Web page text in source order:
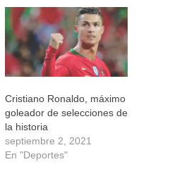
una
ventana
nueva)
Cristiano Ronaldo, máximo
goleador de selecciones de
la historia
septiembre 2, 2021
En "Deportes"